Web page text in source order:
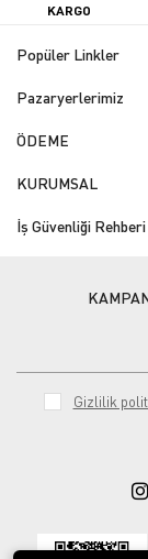
KARGO
Popüler Linkler
Pazaryerlerimiz
ÖDEME
KURUMSAL
İş Güvenliği Rehberi
Gizlilik